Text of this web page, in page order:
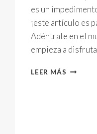
es un
¡este artículo es
Adéntrate en el
empieza a
LEER MÁS NO